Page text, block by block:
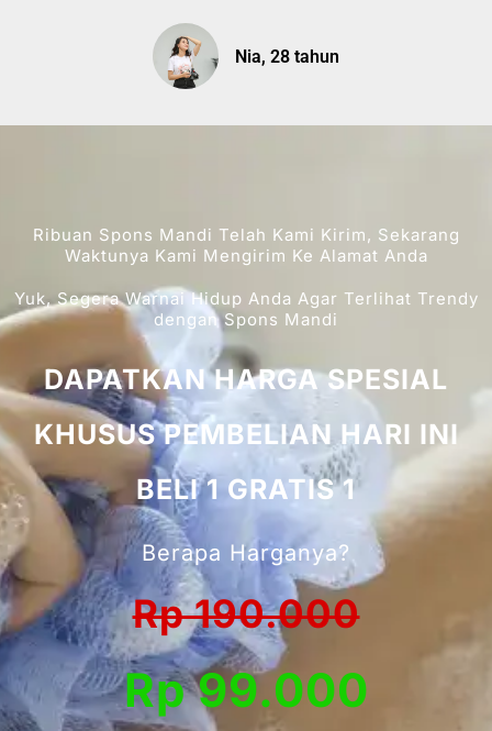
Nia, 28 tahun
Ribuan Spons Mandi Telah Kami Kirim, Sekarang
Waktunya Kami Mengirim Ke Alamat Anda
Yuk, Segera Warnai Hidup Anda Agar Terlihat Trendy
dengan Spons Mandi
DAPATKAN HARGA SPESIAL
KHUSUS PEMBELIAN HARI INI
BELI 1 GRATIS 1
Berapa Harganya?
Rp 190.000
Rp 99.000